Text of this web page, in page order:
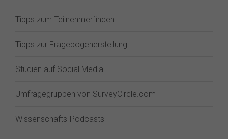
Tipps zum Teilnehmerfinden
Tipps zur Fragebogenerstellung
Studien auf Social Media
Umfragegruppen von SurveyCircle.com
Wissenschafts-Podcasts